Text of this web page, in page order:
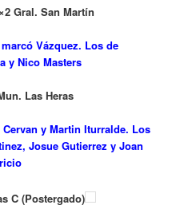
Gral. San Martín
Vázquez. Los de
y Nico Masters
Las Heras
y Martin Iturralde. Los
Josue Gutierrez y Joan
C (Postergado)